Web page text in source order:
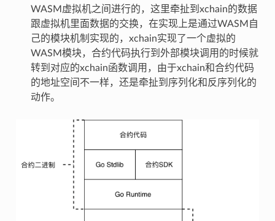
WASM虚拟机之间进行的，这里牵扯到xchain的数据
跟虚拟机里面数据的交换，在实现上是通过WASM自
己的模块机制实现的，xchain实现了一个虚拟的
WASM模块，合约代码执行到外部模块调用的时候就
转到对应的xchain函数调用，由于xchain和合约代码
的地址空间不一样，还是牵扯到序列化和反序列化的
动作。